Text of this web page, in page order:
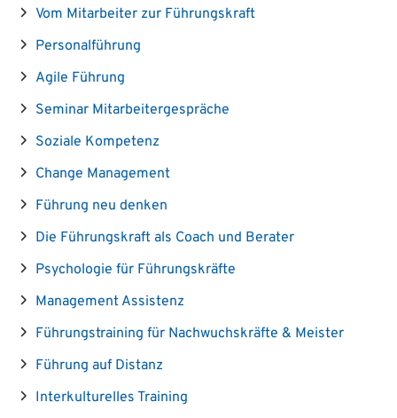
Vom Mitarbeiter zur Führungskraft
Personalführung
Agile Führung
Seminar Mitarbeitergespräche
Soziale Kompetenz
Change Management
Führung neu denken
Die Führungskraft als Coach und Berater
Psychologie für Führungskräfte
Management Assistenz
Führungstraining für Nachwuchskräfte & Meister
Führung auf Distanz
Interkulturelles Training